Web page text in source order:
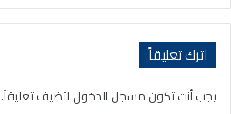
اترك تعليقاً
يجب أنت تكون مسجل الدخول لتضيف تعليقاً.